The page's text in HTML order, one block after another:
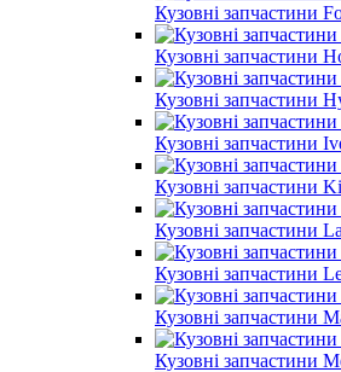
Кузовні запчастини
Кузовні запчастини
Кузовні запчастини
Кузовні запчастини
Кузовні запчастини
Кузовні запчастини
Кузовні запчастини
Кузовні запчастини
Кузовні запчастини